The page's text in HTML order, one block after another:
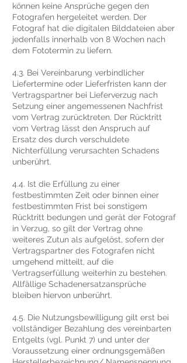
können keine Ansprüche gegen den
Fotografen hergeleitet werden. Der
Fotograf hat die digitalen Bilddateien aber
jedenfalls innerhalb von 8 Wochen nach
dem Fototermin zu liefern.
4.3. Bei Vereinbarung verbindlicher
Liefertermine oder Lieferfristen kann der
Vertragspartner bei Lieferverzug nach
Setzung einer angemessenen Nachfrist
vom Vertrag zurücktreten. Der Rücktritt
vom Vertrag lässt den Anspruch auf
Ersatz des durch verschuldete
Nichterfüllung verursachten Schadens
unberührt.
4.4. Ist die Erfüllung zu einer
festbestimmten Zeit oder binnen einer
festbestimmten Frist bei sonstigem
Rücktritt bedungen und gerät der Fotograf
in Verzug, so gilt der Vertrag ohne
weiteres Zutun als aufgelöst, sofern der
Vertragspartner des Fotografen nicht
umgehend mitteilt, auf die
Vertragserfüllung weiterhin zu bestehen.
Allfällige Schadenersatzansprüche
bleiben hiervon unberührt.
4.5. Die Nutzungsbewilligung gilt erst bei
vollständiger Bezahlung des vereinbarten
Entgelts (vgl. Punkt 7) und unter der
Voraussetzung einer ordnungsgemäßen